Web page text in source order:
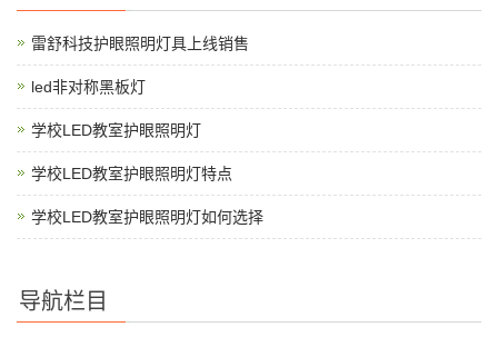
雷舒科技护眼照明灯具上线销售
led非对称黑板灯
学校LED教室护眼照明灯
学校LED教室护眼照明灯特点
学校LED教室护眼照明灯如何选择
导航栏目